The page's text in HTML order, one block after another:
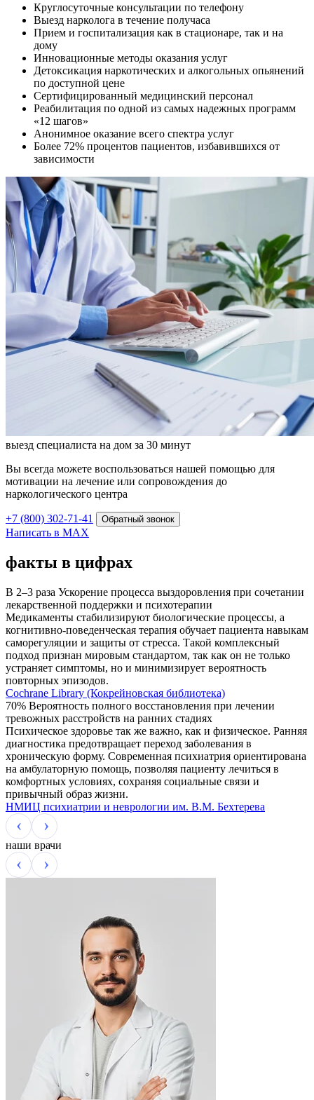
Круглосуточные консультации по телефону
Выезд нарколога в течение получаса
Прием и госпитализация как в стационаре, так и на
дому
Инновационные методы оказания услуг
Детоксикация наркотических и алкогольных опьянений
по доступной цене
Сертифицированный медицинский персонал
Реабилитация по одной из самых надежных программ
«12 шагов»
Анонимное оказание всего спектра услуг
Более 72% процентов пациентов, избавившихся от
зависимости
выезд специалиста на дом за 30 минут
Вы всегда можете воспользоваться нашей помощью для
мотивации на лечение или сопровождения до
наркологического центра
+7 (800) 302-71-41 Обратный звонок
Написать в MAX
факты в цифрах
В 2–3 раза Ускорение процесса выздоровления при сочетании
лекарственной поддержки и психотерапии
Медикаменты стабилизируют биологические процессы, а
когнитивно-поведенческая терапия обучает пациента навыкам
саморегуляции и защиты от стресса. Такой комплексный
подход признан мировым стандартом, так как он не только
устраняет симптомы, но и минимизирует вероятность
повторных эпизодов.
Cochrane Library (Кокрейновская библиотека)
70% Вероятность полного восстановления при лечении
тревожных расстройств на ранних стадиях
Психическое здоровье так же важно, как и физическое. Ранняя
диагностика предотвращает переход заболевания в
хроническую форму. Современная психиатрия ориентирована
на амбулаторную помощь, позволяя пациенту лечиться в
комфортных условиях, сохраняя социальные связи и
привычный образ жизни.
НМИЦ психиатрии и неврологии им. В.М. Бехтерева
наши врачи